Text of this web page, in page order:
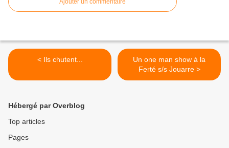
Ajouter un commentaire
< Ils chutent...
Un one man show à la
Ferté s/s Jouarre >
Hébergé par Overblog
Top articles
Pages